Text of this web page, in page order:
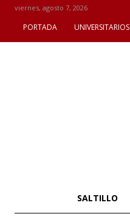
viernes, agosto 7, 2026
PORTADA UNIVERSITARIOS
SALTILLO